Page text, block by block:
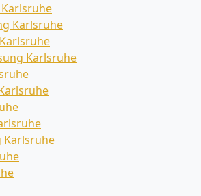
Karlsruhe
Karlsruhe
Karlsruhe